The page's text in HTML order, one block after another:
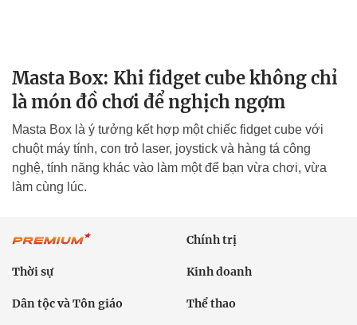
Masta Box: Khi fidget cube không chỉ
là món đồ chơi để nghịch ngợm
Masta Box là ý tưởng kết hợp một chiếc fidget cube với
chuột máy tính, con trỏ laser, joystick và hàng tá công
nghệ, tính năng khác vào làm một để bạn vừa chơi, vừa
làm cùng lúc.
Chính trị
Thời sự Kinh doanh
Dân tộc và Tôn giáo Thể thao